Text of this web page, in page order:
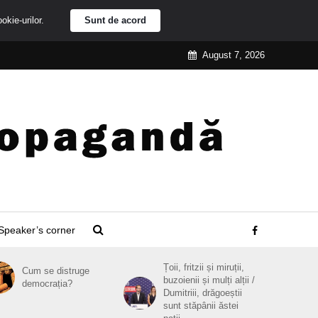
August 7, 2026
corner
Cum se distruge
democrația?
Țoii, fritzii și miruții,
buzoienii și mulți alții /
Dumitriii, drăgoeștii
sunt stăpânii ăstei
urilor. Sunt de acord